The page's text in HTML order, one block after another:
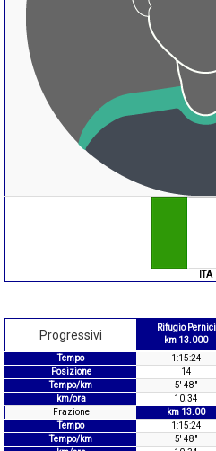
ITA
Progressivi
Rifugio Pernici
km 13.000
Tempo
1:15:24
Posizione
14
Tempo/km
5' 48"
km/ora
10.34
Frazione
km 13.00
Tempo
1:15:24
Tempo/km
5' 48"